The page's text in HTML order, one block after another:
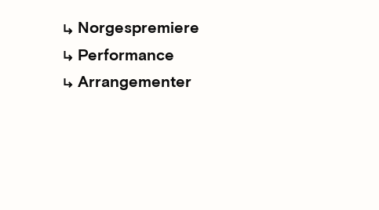
Norgespremiere
Performance
Arrangementer